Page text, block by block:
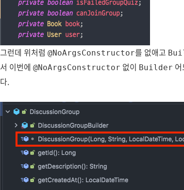
그런데 위처럼 @NoArgsConstructor를 없애고
서 이번에 @NoArgsConstructor 없이 Builder
다.